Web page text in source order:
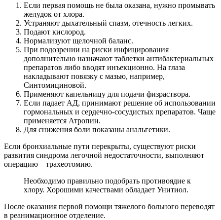
Если первая помощь не была оказана, нужно промывать
желудок от хлора.
Устраняют дыхательный спазм, отечность легких.
Подают кислород.
Нормализуют щелочной баланс.
При подозрении на риски инфицирования
дополнительно назначают таблетки антибактериальных
препаратов либо вводят инъекционно. На глаза
накладывают повязку с мазью, например,
Синтомициновой.
Применяют капельницу для подачи физраствора.
Если падает АД, принимают решение об использовании
гормональных и сердечно-сосудистых препаратов. Чаще
применяется Атропин.
Для снижения боли показаны анальгетики.
Если бронхиальные пути перекрыты, существуют риски
развития синдрома легочной недостаточности, выполняют
операцию – трахеотомию.
Необходимо правильно подобрать противоядие к
хлору. Хорошими качествами обладает Унитиол.
После оказания первой помощи тяжелого больного переводят
в реанимационное отделение.